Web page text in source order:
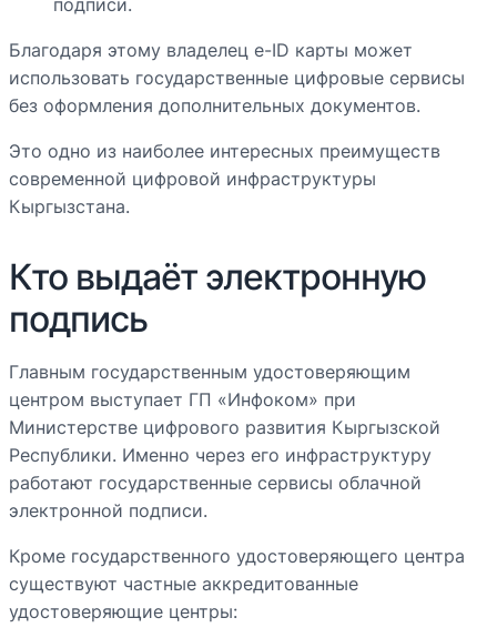
подписи.
Благодаря этому владелец e-ID карты может
использовать государственные цифровые сервисы
без оформления дополнительных документов.
Это одно из наиболее интересных преимуществ
современной цифровой инфраструктуры
Кыргызстана.
Кто выдаёт электронную
подпись
Главным государственным удостоверяющим
центром выступает ГП «Инфоком» при
Министерстве цифрового развития Кыргызской
Республики. Именно через его инфраструктуру
работают государственные сервисы облачной
электронной подписи.
Кроме государственного удостоверяющего центра
существуют частные аккредитованные
удостоверяющие центры: